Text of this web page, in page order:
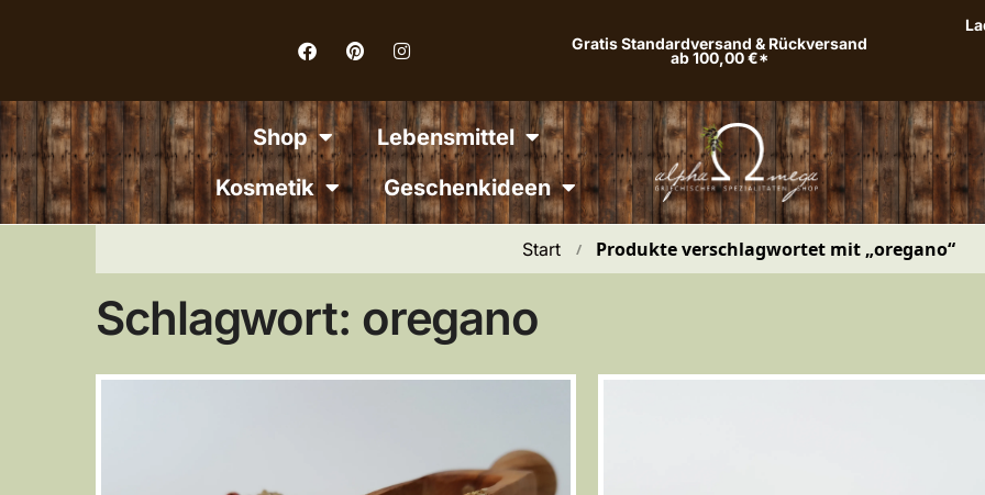
Gratis Standardversand & Rückversand
ab 100,00 €*
Shop
Lebensmittel
Kosmetik
Geschenkideen
Start / Produkte verschlagwortet mit „oregano“
Schlagwort: oregano